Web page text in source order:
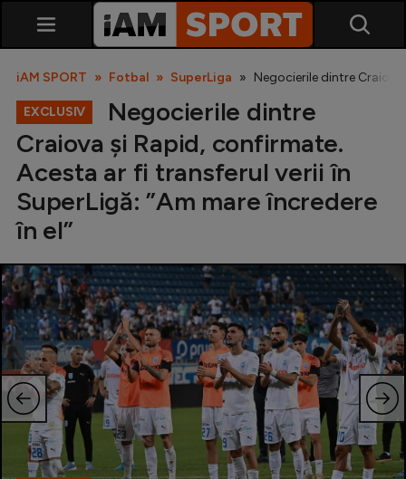
Liga 2
Cupa României
Echipa Națională
U21
Fotbal feminin
Special
Diverse
iAM SPORT Fotbal SuperLiga Negocierile dintre Craiova
EXCLUSIV
Negocierile dintre
Craiova și Rapid, confirmate.
Acesta ar fi transferul verii în
SuperLigă: ”Am mare încredere
în el”